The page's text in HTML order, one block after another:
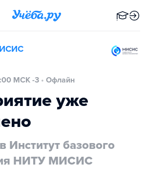
МСК -3 • Офлайн
уже
Институт базового
НИТУ МИСИС